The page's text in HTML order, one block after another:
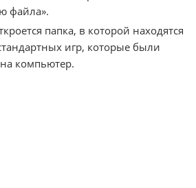
файла».
папка, в которой находятся
игр, которые были
компьютер.